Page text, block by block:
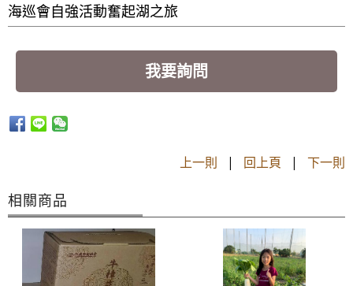
海巡會自強活動奮起湖之旅
我要詢問
上一則 | 回上頁 | 下一則
相關商品